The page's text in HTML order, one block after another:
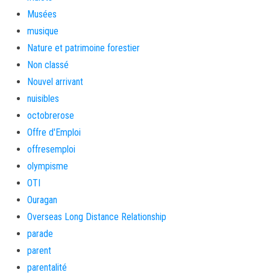
Musées
musique
Nature et patrimoine forestier
Non classé
Nouvel arrivant
nuisibles
octobrerose
Offre d'Emploi
offresemploi
olympisme
OTI
Ouragan
Overseas Long Distance Relationship
parade
parent
parentalité